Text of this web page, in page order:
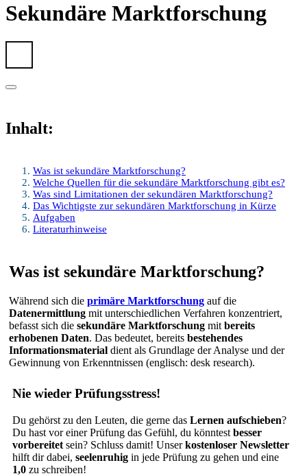
Sekundäre Marktforschung
Inhalt:
Was ist sekundäre Marktforschung?
Welche Quellen für die sekundäre Marktforschung gibt es?
Was sind Limitationen der sekundären Marktforschung?
Das Wichtigste zur sekundären Marktforschung in Kürze
Aufgaben
Literaturhinweise
Was ist sekundäre Marktforschung?
Während sich die primäre Marktforschung auf die
Datenermittlung mit unterschiedlichen Verfahren konzentriert,
befasst sich die sekundäre Marktforschung mit bereits
erhobenen Daten. Das bedeutet, bereits bestehendes
Informationsmaterial dient als Grundlage der Analyse und der
Gewinnung von Erkenntnissen (englisch: desk research).
Nie wieder Prüfungsstress!
Du gehörst zu den Leuten, die gerne das Lernen aufschieben?
Du hast vor einer Prüfung das Gefühl, du könntest besser
vorbereitet sein? Schluss damit! Unserkostenloser Newsletter
hilft dir dabei, seelenruhig in jede Prüfung zu gehen und eine
1,0 zu schreiben!